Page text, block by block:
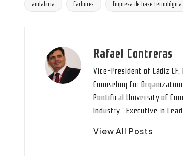
Tags:andalucia Carbures Empresa de base tecnológica
Rafael Contreras
Vice-President of Cádiz
Counseling for
Pontifical University of
Industry.” Executive in
View All Posts